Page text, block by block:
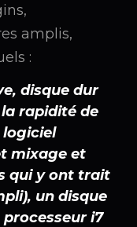
amplis,
:
disque dur
la rapidité de
mixage et
qui y ont trait
un disque
processeur i7